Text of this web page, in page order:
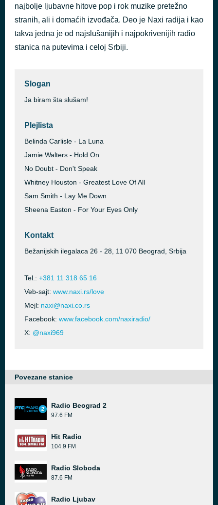
Total Touch
You Are So Beautiful
пре 2 дана
najbolje ljubavne hitove pop i rok muzike pretežno
stranih, ali i domaćih izvođača. Deo je Naxi radija i kao
takva jedna je od najslušanijih i najpokrivenijih radio
stanica na putevima i celoj Srbiji.
Slogan
Ja biram šta slušam!
Plejlista
Belinda Carlisle - La Luna
Jamie Walters - Hold On
No Doubt - Don't Speak
Whitney Houston - Greatest Love Of All
Sam Smith - Lay Me Down
Sheena Easton - For Your Eyes Only
Kontakt
Bežanijskih ilegalaca 26 - 28, 11 070 Beograd, Srbija
Tel.: +381 11 318 65 16
Veb-sajt: www.naxi.rs/love
Mejl: naxi@naxi.co.rs
Facebook: www.facebook.com/naxiradio/
X: @naxi969
Povezane stanice
Radio Beograd 2
97.6 FM
Hit Radio
104.9 FM
Radio Sloboda
87.6 FM
Radio Ljubav